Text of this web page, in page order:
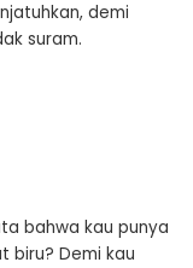
demi
suram.
bahwa kau punya
biru? Demi kau